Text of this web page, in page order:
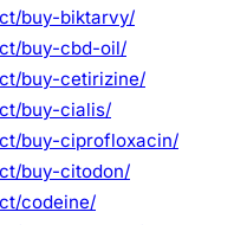
buy-biktarvy/
buy-cbd-oil/
buy-cetirizine/
buy-cialis/
buy-ciprofloxacin/
buy-citodon/
codeine/